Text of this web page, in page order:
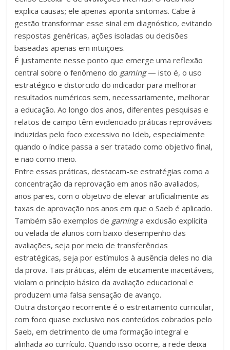
explica causas; ele apenas aponta sintomas. Cabe à
gestão transformar esse sinal em diagnóstico, evitando
respostas genéricas, ações isoladas ou decisões
baseadas apenas em intuições.
É justamente nesse ponto que emerge uma reflexão
central sobre o fenômeno do gaming— isto é, o uso
estratégico e distorcido do indicador para melhorar
resultados numéricos sem, necessariamente, melhorar
a educação. Ao longo dos anos, diferentes pesquisas e
relatos de campo têm evidenciado práticas reprováveis
induzidas pelo foco excessivo no Ideb, especialmente
quando o índice passa a ser tratado como objetivo final,
e não como meio.
Entre essas práticas, destacam-se estratégias como a
concentração da reprovação em anos não avaliados,
anos pares, com o objetivo de elevar artificialmente as
taxas de aprovação nos anos em que o Saeb é aplicado.
Também são exemplos de gaminga exclusão explícita
ou velada de alunos com baixo desempenho das
avaliações, seja por meio de transferências
estratégicas, seja por estímulos à ausência deles no dia
da prova. Tais práticas, além de eticamente inaceitáveis,
violam o princípio básico da avaliação educacional e
produzem uma falsa sensação de avanço.
Outra distorção recorrente é o estreitamento curricular,
com foco quase exclusivo nos conteúdos cobrados pelo
Saeb, em detrimento de uma formação integral e
alinhada ao currículo. Quando isso ocorre, a rede deixa